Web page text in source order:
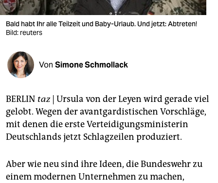
verlag
verlag
veranstaltungen
shop
unterstützen
abo
epaper login
Bald habt Ihr alle Teilzeit und Baby-Urlaub. Und jetzt: Abtreten!
Bild: reuters
Von Simone Schmollack
BERLIN taz Ursula von der Leyen wird gerade viel
gelobt. Wegen der avantgardistischen Vorschläge,
mit denen die erste Verteidigungsministerin
Deutschlands jetzt Schlagzeilen produziert.
Aber wie neu sind ihre Ideen, die Bundeswehr zu
einem modernen Unternehmen zu machen,